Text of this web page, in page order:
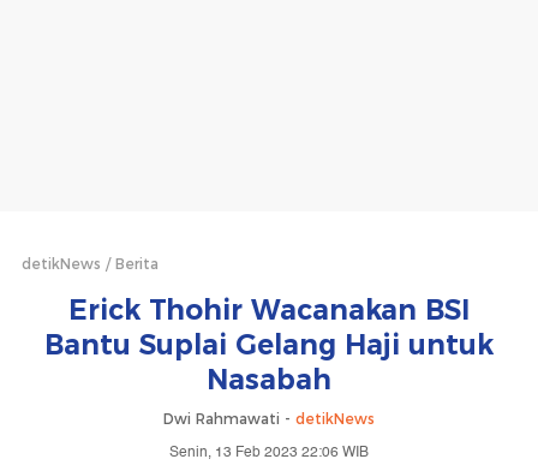
detikNews Berita
Erick Thohir Wacanakan BSI
Bantu Suplai Gelang Haji untuk
Nasabah
Dwi Rahmawati - detikNews
Senin, 13 Feb 2023 22:06 WIB